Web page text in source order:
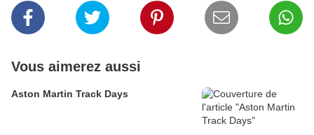
Vous aimerez aussi
Aston Martin Track Days